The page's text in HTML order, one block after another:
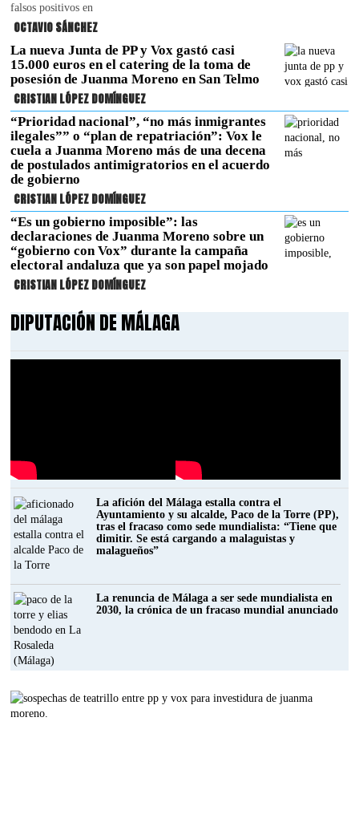
falsos positivos en
OCTAVIO SÁNCHEZ
La nueva Junta de PP y Vox gastó casi
15.000 euros en el catering de la toma de
posesión de Juanma Moreno en San Telmo
CRISTIAN LÓPEZ DOMÍNGUEZ
“Prioridad nacional”, “no más inmigrantes
ilegales”” o “plan de repatriación”: Vox le
cuela a Juanma Moreno más de una decena
de postulados antimigratorios en el acuerdo
de gobierno
CRISTIAN LÓPEZ DOMÍNGUEZ
“Es un gobierno imposible”: las
declaraciones de Juanma Moreno sobre un
“gobierno con Vox” durante la campaña
electoral andaluza que ya son papel mojado
CRISTIAN LÓPEZ DOMÍNGUEZ
DIPUTACIÓN DE MÁLAGA
La afición del Málaga estalla contra el
Ayuntamiento y su alcalde, Paco de la Torre (PP),
tras el fracaso como sede mundialista: “Tiene que
dimitir. Se está cargando a malaguistas y
malagueños”
La renuncia de Málaga a ser sede mundialista en
2030, la crónica de un fracaso mundial anunciado